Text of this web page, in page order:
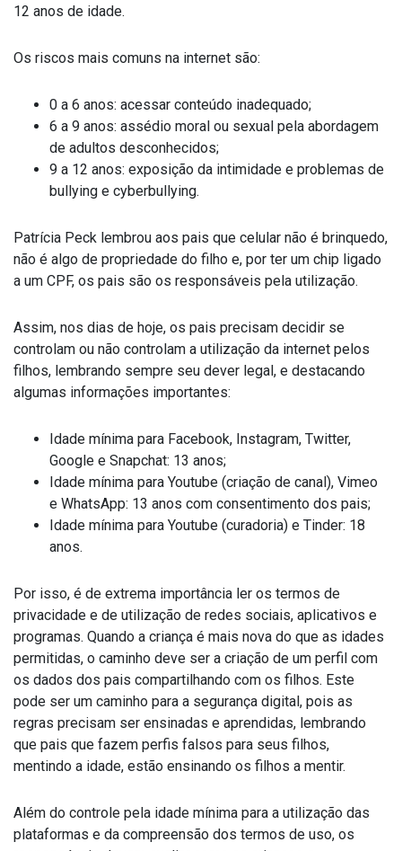
12 anos de idade.
Os riscos mais comuns na internet são:
0 a 6 anos: acessar conteúdo inadequado;
6 a 9 anos: assédio moral ou sexual pela abordagem
de adultos desconhecidos;
9 a 12 anos: exposição da intimidade e problemas de
bullying e cyberbullying.
Patrícia Peck lembrou aos pais que celular não é brinquedo,
não é algo de propriedade do filho e, por ter um chip ligado
a um CPF, os pais são os responsáveis pela utilização.
Assim, nos dias de hoje, os pais precisam decidir se
controlam ou não controlam a utilização da internet pelos
filhos, lembrando sempre seu dever legal, e destacando
algumas informações importantes:
Idade mínima para Facebook, Instagram, Twitter,
Google e Snapchat: 13 anos;
Idade mínima para Youtube (criação de canal), Vimeo
e WhatsApp: 13 anos com consentimento dos pais;
Idade mínima para Youtube (curadoria) e Tinder: 18
anos.
Por isso, é de extrema importância ler os termos de
privacidade e de utilização de redes sociais, aplicativos e
programas. Quando a criança é mais nova do que as idades
permitidas, o caminho deve ser a criação de um perfil com
os dados dos pais compartilhando com os filhos. Este
pode ser um caminho para a segurança digital, pois as
regras precisam ser ensinadas e aprendidas, lembrando
que pais que fazem perfis falsos para seus filhos,
mentindo a idade, estão ensinando os filhos a mentir.
Além do controle pela idade mínima para a utilização das
plataformas e da compreensão dos termos de uso, os